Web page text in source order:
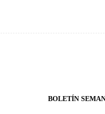
BOLETÍN